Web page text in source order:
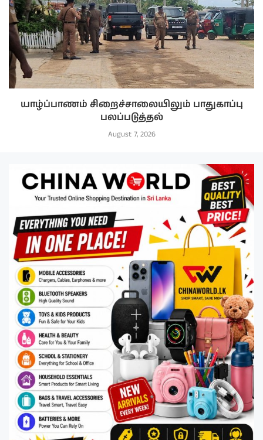
யாழ்ப்பாணம் சிறைச்சாலையிலும் பாதுகாப்பு
பலப்படுத்தல்
August 7, 2026